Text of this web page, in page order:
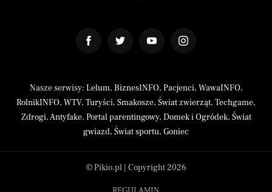
Nasze serwisy: Lelum, BiznesINFO, Pacjenci, WawaINFO,
RolnikINFO, WTV, Turyści, Smakosze, Świat zwierząt, Techgame,
Zdrogi,Antyfake, Portal parentingowy, Domek i Ogródek, Świat
gwiazd, Świat sportu, Goniec
© Pikio.pl | Copyright 2026